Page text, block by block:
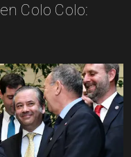
Colo Colo: